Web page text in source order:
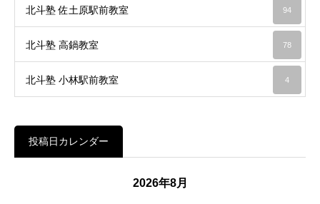
北斗塾 佐土原駅前教室 94
北斗塾 高鍋教室 78
北斗塾 小林駅前教室 4
投稿日カレンダー
2026年8月